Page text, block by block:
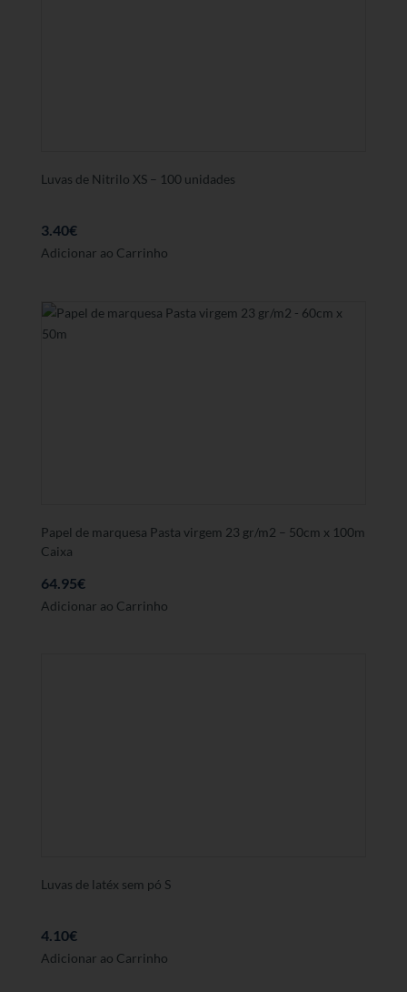
Luvas de Nitrilo XS – 100 unidades
3.40€
Adicionar ao Carrinho
Papel de marquesa Pasta virgem 23 gr/m2 – 50cm x 100m
Caixa
64.95€
Adicionar ao Carrinho
Luvas de latéx sem pó S
4.10€
Adicionar ao Carrinho